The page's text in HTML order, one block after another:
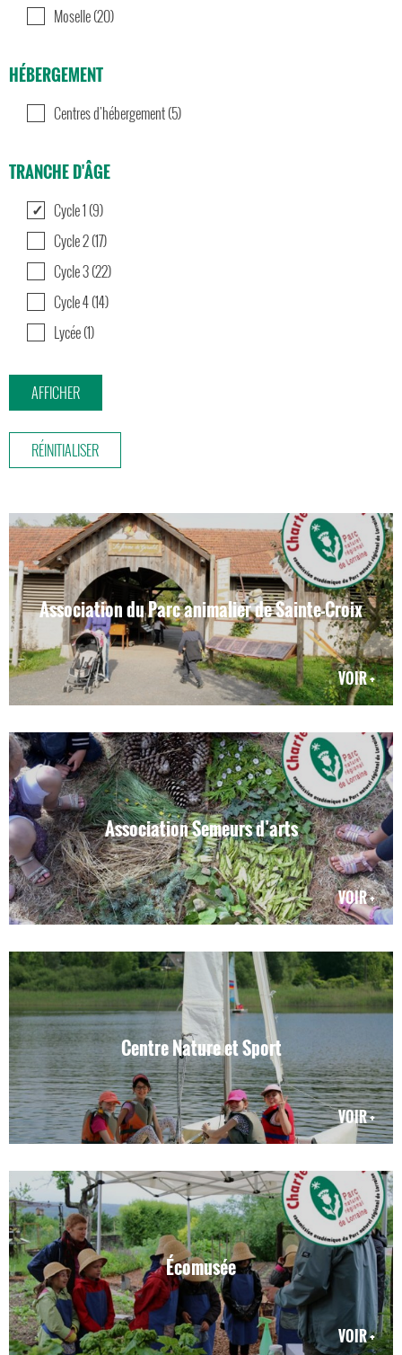
Moselle (20)
HÉBERGEMENT
Centres d'hébergement (5)
TRANCHE D'ÂGE
Cycle 1 (9)
Cycle 2 (17)
Cycle 3 (22)
Cycle 4 (14)
Lycée (1)
RÉINITIALISER
Association du Parc animalier de Sainte-Croix
VOIR +
Association Semeurs d’arts
VOIR +
Centre Nature et Sport
VOIR +
Écomusée
VOIR +